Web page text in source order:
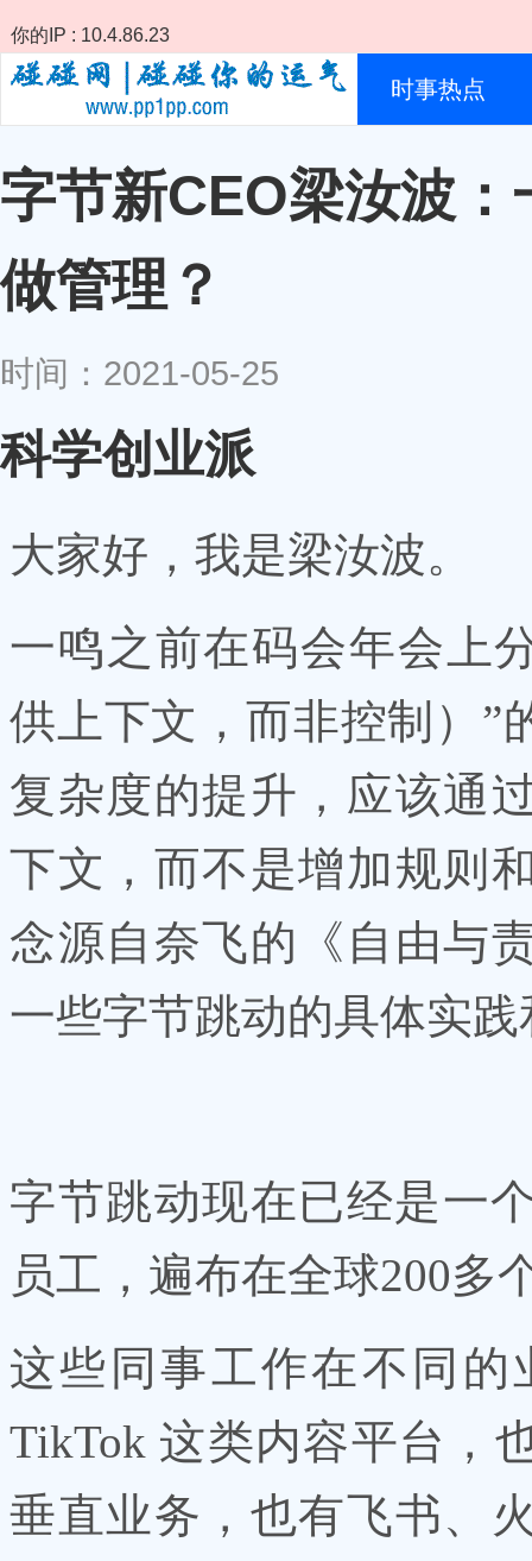
你的IP : 10.4.86.23
时事热点
字节新CEO梁汝波
做管理？
时间：2021-05-25
科学创业派
大家好，我是梁汝波。
一鸣之前在码会年会上
供上下文，而非控制）”
复杂度的提升，应该通
下文，而不是增加规则
念源自奈飞的《自由与
一些字节跳动的具体实
字节跳动现在已经是一
员工，遍布在全球200多
这些同事工作在不同
TikTok 这类内容平台，
垂直业务，也有飞书、